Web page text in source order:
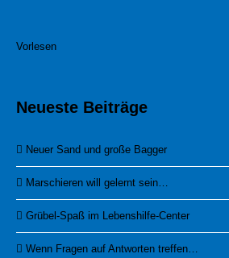
Vorlesen
Neueste Beiträge
Neuer Sand und große Bagger
Marschieren will gelernt sein…
Grübel-Spaß im Lebenshilfe-Center
Wenn Fragen auf Antworten treffen…